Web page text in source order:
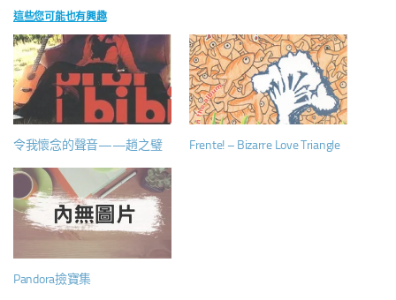
這些您可能也有興趣
令我懷念的聲音——趙之璧 Frente! – Bizarre Love Triangle
Pandora撿寶集